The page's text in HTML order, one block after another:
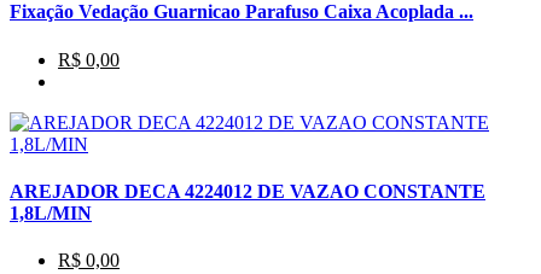
Fixação Vedação Guarnicao Parafuso Caixa Acoplada ...
R$ 0,00
AREJADOR DECA 4224012 DE VAZAO CONSTANTE
1,8L/MIN
R$ 0,00